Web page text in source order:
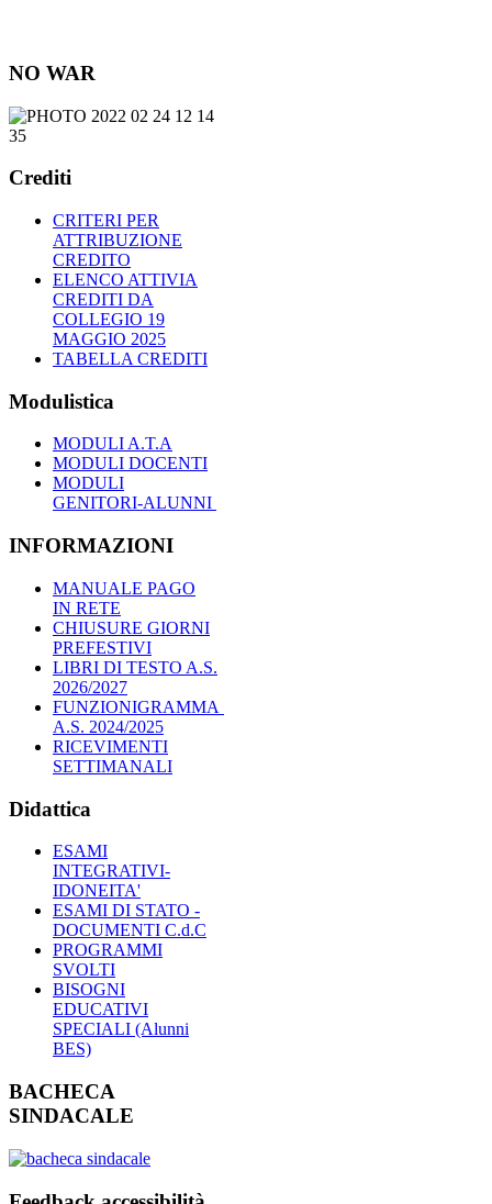
NO WAR
Crediti
CRITERI PER
ATTRIBUZIONE
CREDITO
ELENCO ATTIVIA
CREDITI DA
COLLEGIO 19
MAGGIO 2025
TABELLA CREDITI
Modulistica
MODULI A.T.A
MODULI DOCENTI
MODULI
GENITORI-ALUNNI
INFORMAZIONI
MANUALE PAGO
IN RETE
CHIUSURE GIORNI
PREFESTIVI
LIBRI DI TESTO A.S.
2026/2027
FUNZIONIGRAMMA
A.S. 2024/2025
RICEVIMENTI
SETTIMANALI
Didattica
ESAMI
INTEGRATIVI-
IDONEITA'
ESAMI DI STATO -
DOCUMENTI C.d.C
PROGRAMMI
SVOLTI
BISOGNI
EDUCATIVI
SPECIALI (Alunni
BES)
BACHECA
SINDACALE